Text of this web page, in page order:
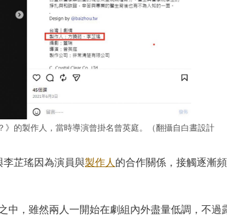
的製作人，當時導演曾掛名曾英庭。（翻攝自白晝設計
芷瑤因為演員與製作人 的合作關係，接觸逐漸
中，雖然兩人一開始在劇組內外盡量低調，不過